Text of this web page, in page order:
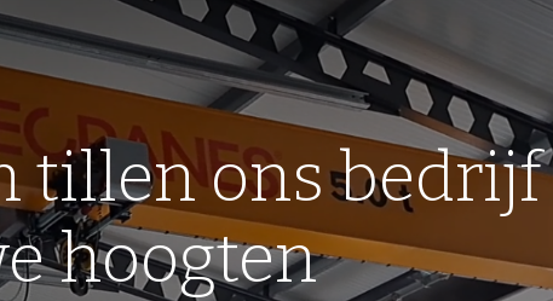
tillen ons
hoogten